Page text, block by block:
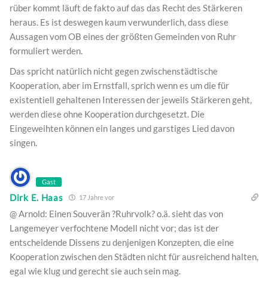
rüber kommt läuft de fakto auf das das Recht des Stärkeren
heraus. Es ist deswegen kaum verwunderlich, dass diese
Aussagen vom OB eines der größten Gemeinden von Ruhr
formuliert werden.
Das spricht natürlich nicht gegen zwischenstädtische
Kooperation, aber im Ernstfall, sprich wenn es um die für
existentiell gehaltenen Interessen der jeweils Stärkeren geht,
werden diese ohne Kooperation durchgesetzt. Die
Eingeweihten können ein langes und garstiges Lied davon
singen.
Gast
Dirk E. Haas 17 Jahre vor
@ Arnold: Einen Souverän ?Ruhrvolk? o.ä. sieht das von
Langemeyer verfochtene Modell nicht vor; das ist der
entscheidende Dissens zu denjenigen Konzepten, die eine
Kooperation zwischen den Städten nicht für ausreichend halten,
egal wie klug und gerecht sie auch sein mag.